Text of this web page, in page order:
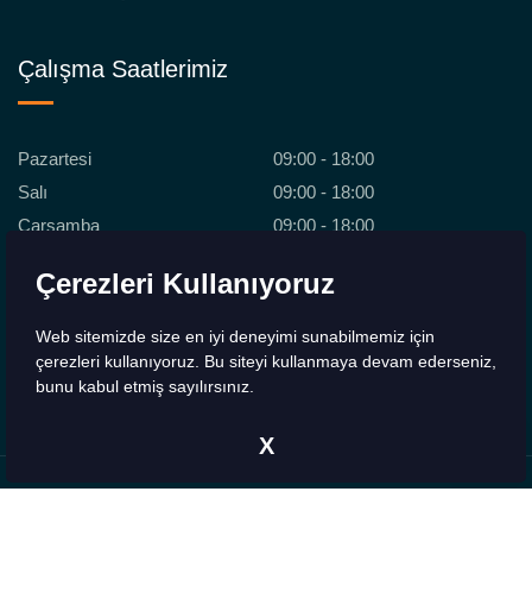
Çerezleri Kullanıyoruz
Web sitemizde size en iyi deneyimi sunabilmemiz için
çerezleri kullanıyoruz. Bu siteyi kullanmaya devam ederseniz,
bunu kabul etmiş sayılırsınız.
X
Çalışma Saatlerimiz
Pazartesi
09:00 - 18:00
Salı
09:00 - 18:00
Çarşamba
09:00 - 18:00
Cuma
09:00 - 18:00
Pazar
Kapalı